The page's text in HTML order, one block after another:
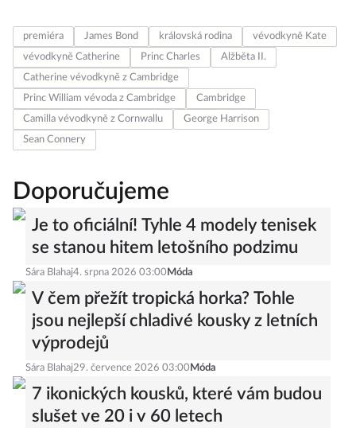
premiéra James Bond královská rodina
vévodkyně Kate
vévodkyně Catherine
Princ Charles
Alžběta II.
Catherine vévodkyně z Cambridge
Princ William vévoda z Cambridge
Cambridge
Camilla vévodkyně z Cornwallu
George Harrison
Sean Connery
Doporučujeme
Je to oficiální! Tyhle 4 modely tenisek
se stanou hitem letošního podzimu
Sára Blahaj4. srpna 2026 03:00 Móda
V čem přežít tropická horka? Tohle
jsou nejlepší chladivé kousky z letních
výprodejů
Sára Blahaj29. července 2026 03:00 Móda
7 ikonických kousků, které vám budou
slušet ve 20 i v 60 letech